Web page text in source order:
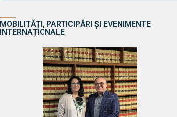
MOBILITĂȚI, PARTICIPĂRI ȘI EVENIMENTE
INTERNAȚIONALE